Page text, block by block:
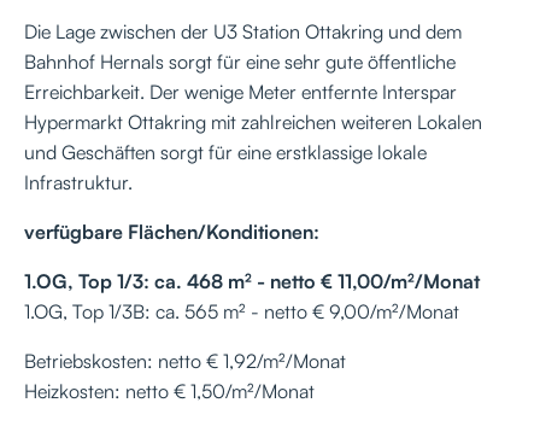
Die Lage zwischen der U3 Station Ottakring und dem
Bahnhof Hernals sorgt für eine sehr gute öffentliche
Erreichbarkeit. Der wenige Meter entfernte Interspar
Hypermarkt Ottakring mit zahlreichen weiteren Lokalen
und Geschäften sorgt für eine erstklassige lokale
Infrastruktur.
verfügbare Flächen/Konditionen:
1.OG, Top 1/3: ca. 468 m² - netto € 11,00/m²/Monat
1.OG, Top 1/3B: ca. 565 m² - netto € 9,00/m²/Monat
Betriebskosten: netto € 1,92/m²/Monat
Heizkosten: netto € 1,50/m²/Monat